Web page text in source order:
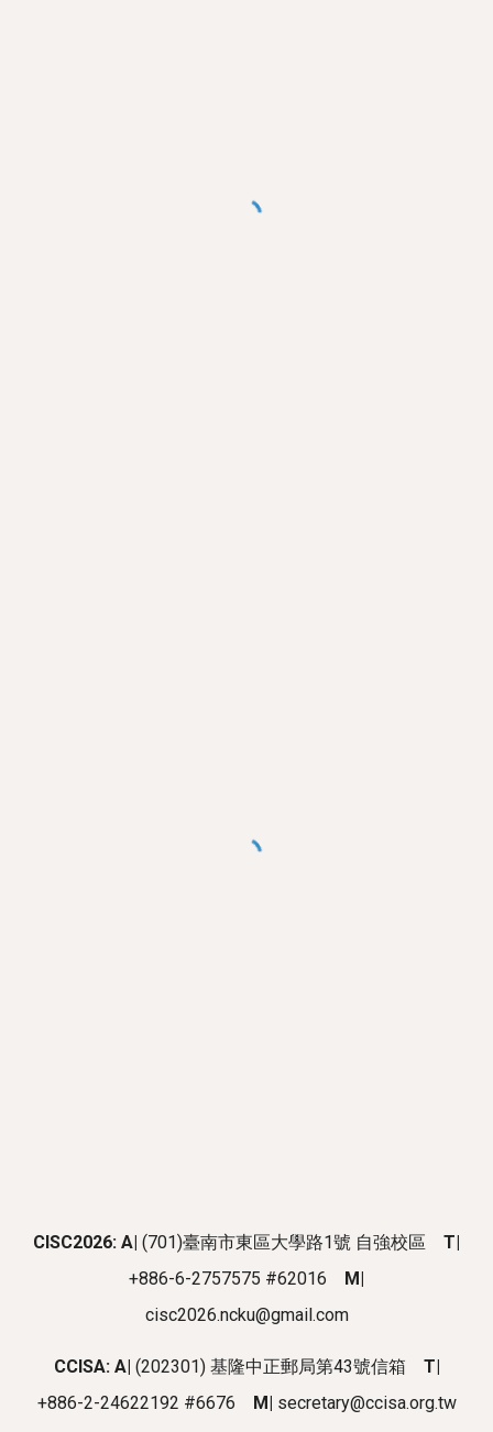
CISC2026: A| (701)臺南市東區大學路1號 自強校區 T|
+886-6-2757575 #62016 M|
cisc2026.ncku@gmail.com
CCISA: A| (202301) 基隆中正郵局第43號信箱 T|
+886-2-24622192 #6676 M| secretary@ccisa.org.tw